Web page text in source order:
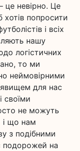
це невірно. Це
хотів попросити
і всіх
нашу
логістичних
то ми
неймовірними
для нас
своїми
не можуть
і що нам
з подібними
подорожей на